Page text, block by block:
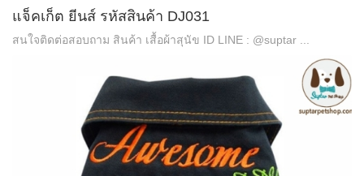
แจ็คเก็ต ยีนส์ รหัสสินค้า DJ031
สนใจติดต่อสอบถาม สินค้า เสื้อผ้าสุนัข ID LINE : @suptar ...